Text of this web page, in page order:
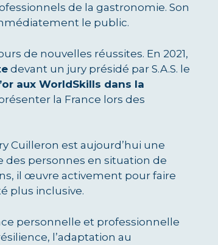
de la gastronomie. Son
le public.
de nouvelles réussites. En 2021,
devant un jury présidé par S.A.S. le
aux WorldSkills dans la
la France lors des
Cuilleron est aujourd’hui une
des personnes en situation de
il œuvre activement pour faire
plus inclusive.
personnelle et professionnelle
l’adaptation au